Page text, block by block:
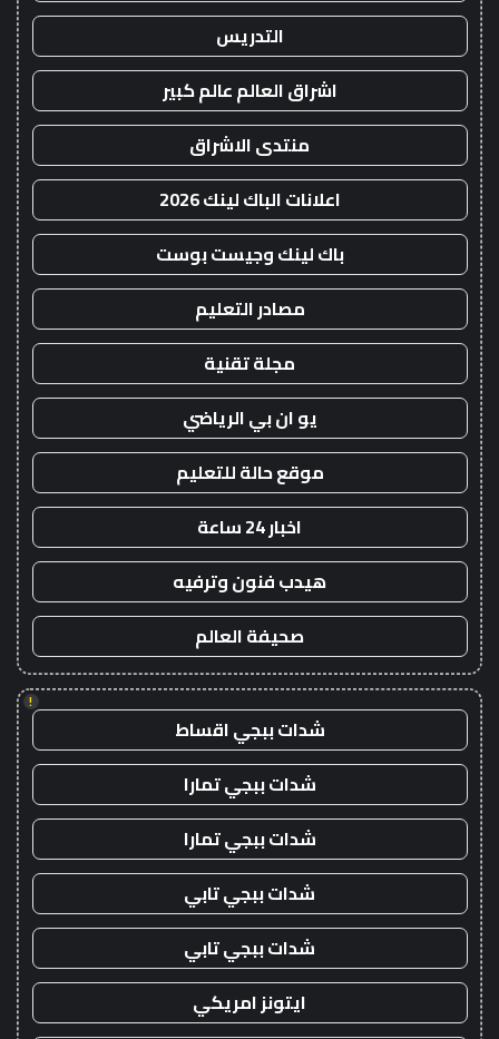
التدريس
اشراق العالم عالم كبير
منتدى الاشراق
اعلانات الباك لينك 2026
باك لينك وجيست بوست
مصادر التعليم
مجلة تقنية
يو ان بي الرياضي
موقع حالة للتعليم
اخبار 24 ساعة
هيدب فنون وترفيه
صحيفة العالم
!
شدات ببجي اقساط
شدات ببجي تمارا
شدات ببجي تمارا
شدات ببجي تابي
شدات ببجي تابي
ايتونز امريكي